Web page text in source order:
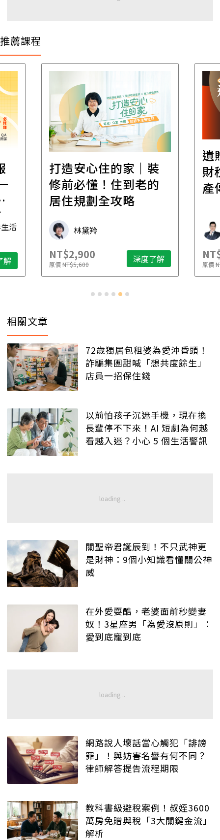
推薦課程
活
解
打造安心住的家｜裝
修前必懂！住到老的
居住規劃全攻略
林黛羚
NT$2,900
原價NT$5,600 深度了解
遺
財
產
原價
相關文章
72歲獨居包租婆為愛沖昏頭！
詐騙集團甜喊「想共度餘生」
店員一招保住錢
以前怕孩子沉迷手機，現在換
長輩停不下來！AI 短劇為何越
看越入迷？小心 5 個生活警訊
關聖帝君誕辰到！不只武神更
是財神：9個小知識看懂關公神
威
在外愛耍酷，老婆面前秒變妻
奴！3星座男「為愛沒原則」：
愛到底寵到底
網路說人壞話當心觸犯「誹謗
罪」！與妨害名譽有何不同？
律師解答提告流程期限
教科書級避稅案例！叔姪3600
萬房免贈與稅「3大關鍵金流」
解析